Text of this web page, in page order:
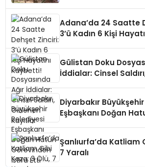
Adana’da 24 Saatte
3’ü Kadın 6 Kişi
Gülistan Doku
İddialar: Cinsel
Diyarbakır
Eşbaşkanı Doğan
Şanlıurfa’da Katliam
7 Yaralı